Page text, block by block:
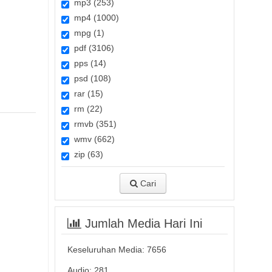
mp3 (253)
mp4 (1000)
mpg (1)
pdf (3106)
pps (14)
psd (108)
rar (15)
rm (22)
rmvb (351)
wmv (662)
zip (63)
Cari
Jumlah Media Hari Ini
Keseluruhan Media: 7656